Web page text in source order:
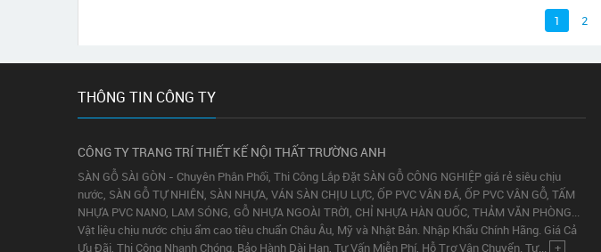
1 2
THÔNG TIN CÔNG TY
CÔNG TY TRANG TRÍ THIẾT KẾ NỘI THẤT TRƯỜNG ANH
SÀN GỖ SÀI GÒN - Chuyên Phân Phối, Thi Công Lắp Đặt SÀN GỖ CÔNG NGHIỆP giá rẻ siêu chịu
nước, SÀN GỖ TỰ NHIÊN, SÀN NHỰA, VÁN SÀN CHỊU LỰC, ỐP PVC VÂN ĐÁ, ỐP PVC VÂN GỖ, TẤM
NHỰA PVC NANO, LAM SÓNG, GỖ NHỰA NGOÀI TRỜI, CHỈ NHỰA HÀN QUỐC, THẢM VĂN PHÒNG...
Vật liệu chịu nước chịu ẩm cao tiêu chuẩn Châu Âu, Mỹ và Nhật Bản. Nhập Khẩu Chính Hãng. Giá Cả
Ưu Đãi, Thi Công Nhanh Chóng, Bảo Hành Dài Hạn, Tư Vấn Miễn Phí, Hỗ Trợ Vận Chuyển. Tư... +